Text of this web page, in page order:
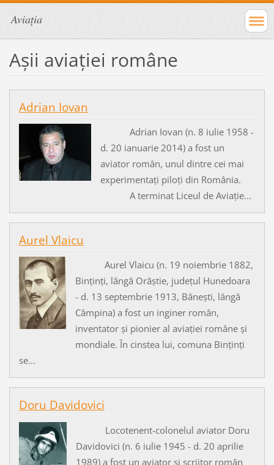
Aviația
Așii aviației române
Adrian Iovan
Adrian Iovan (n. 8 iulie 1958 -
d. 20 ianuarie 2014) a fost un
aviator român, unul dintre cei mai
experimentați piloți din România.
A terminat Liceul de Aviație...
Aurel Vlaicu
Aurel Vlaicu (n. 19 noiembrie 1882,
Binținți, lângă Orăștie, județul Hunedoara
- d. 13 septembrie 1913, Bănești, lângă
Câmpina) a fost un inginer român,
inventator și pionier al aviației române și
mondiale. În cinstea lui, comuna Binținți
se...
Doru Davidovici
Locotenent-colonelul aviator Doru
Davidovici (n. 6 iulie 1945 - d. 20 aprilie
1989) a fost un aviator și scriitor român